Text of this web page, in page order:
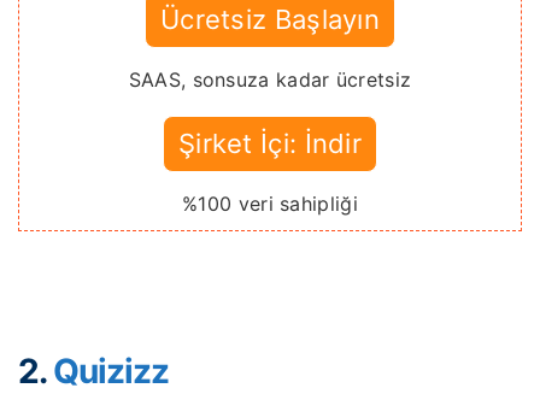
Ücretsiz Başlayın
SAAS, sonsuza kadar ücretsiz
Şirket İçi: İndir
%100 veri sahipliği
2.Quizizz